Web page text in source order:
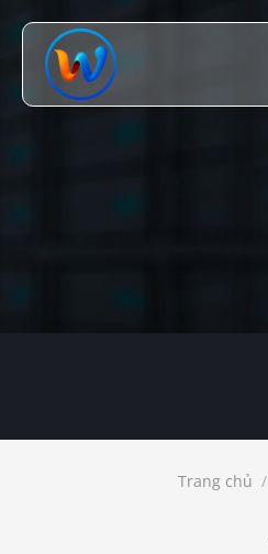
đến
Trang chủ /